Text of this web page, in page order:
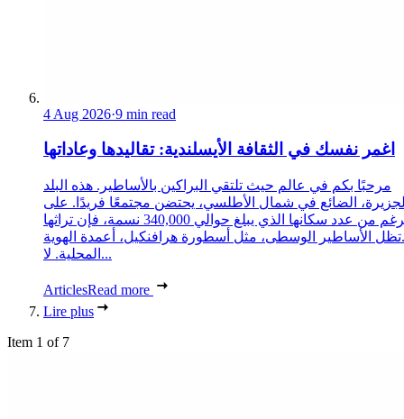
4 Aug 2026·9 min read
اغمر نفسك في الثقافة الأيسلندية: تقاليدها وعاداتها
مرحبًا بكم في عالم حيث تلتقي البراكين بالأساطير. هذه البلد
الضائع في شمال الأطلسي، يحتضن مجتمعًا فريدًا. على
الرغم من عدد سكانها الذي يبلغ حوالي 340,000 نسمة، فإن تراثها
الأساطير الوسطى، مثل أسطورة هرافنكيل، أعمدة الهوية
المحلية. لا...
ArticlesRead more
Lire plus
Item 1 of 7